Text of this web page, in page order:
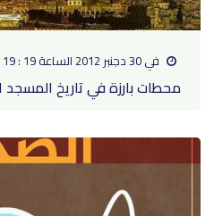
في 30 دجنبر 2012 الساعة 19 : 19
محطات بارزة في تاريخ المسجد